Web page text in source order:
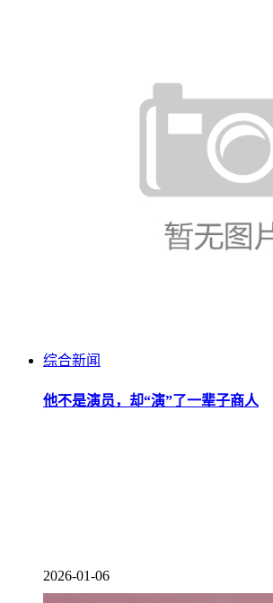
综合新闻
他不是演员，却“演”了一辈子商人
2026-01-06